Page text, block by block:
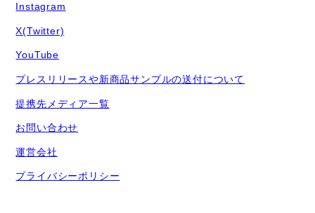
Instagram
X(Twitter)
YouTube
プレスリリースや新商品サンプルの送付について
提携先メディア一覧
お問い合わせ
運営会社
プライバシーポリシー